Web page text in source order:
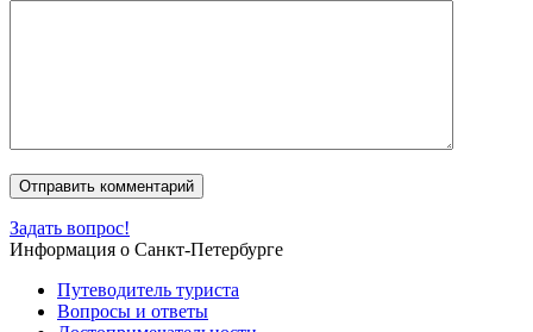
Задать вопрос!
Информация о Санкт-Петербурге
Путеводитель туриста
Вопросы и ответы